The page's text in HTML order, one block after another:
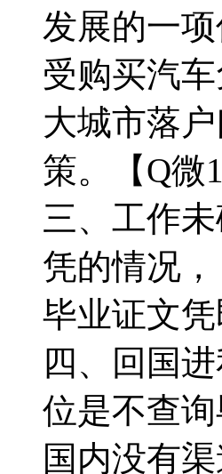
发展的一
受购买汽
大城市落
策。【Q微
三、工作
凭的情况
毕业证文
四、回国
位是不查
国内没有